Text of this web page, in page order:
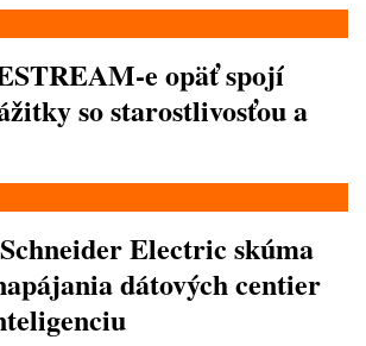
e opäť spojí
so starostlivosťou a
Electric skúma
dátových centier